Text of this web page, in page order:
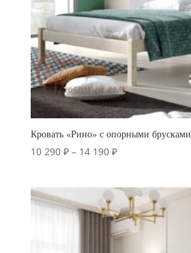
Кровать «Рино» с опорными брусками
10 290 ₽ – 14 190 ₽Диапазон
290 ₽
–
14